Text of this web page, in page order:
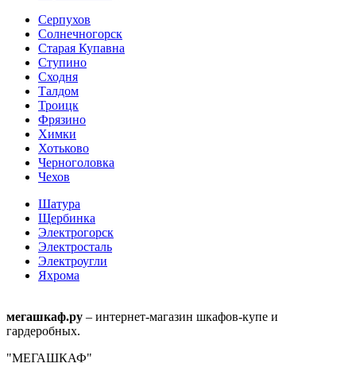
Серпухов
Солнечногорск
Старая Купавна
Ступино
Сходня
Талдом
Троицк
Фрязино
Химки
Хотьково
Черноголовка
Чехов
Шатура
Щербинка
Электрогорск
Электросталь
Электроугли
Яхрома
мегашкаф.ру – интернет-магазин шкафов-купе и
гардеробных.
"МЕГАШКАФ"